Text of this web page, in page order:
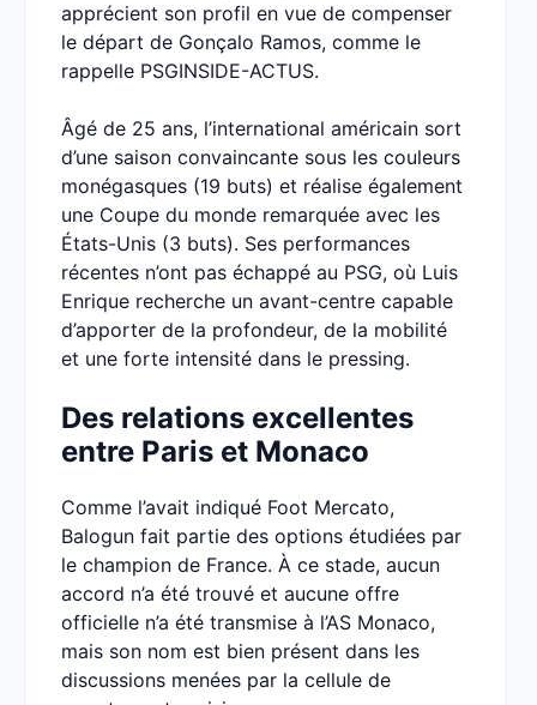
apprécient son profil en vue de compenser
le départ de Gonçalo Ramos, comme le
rappelle PSGINSIDE-ACTUS.
Âgé de 25 ans, l’international américain sort
d’une saison convaincante sous les couleurs
monégasques (19 buts) et réalise également
une Coupe du monde remarquée avec les
États-Unis (3 buts). Ses performances
récentes n’ont pas échappé au PSG, où Luis
Enrique recherche un avant-centre capable
d’apporter de la profondeur, de la mobilité
et une forte intensité dans le pressing.
Des relations excellentes
entre Paris et Monaco
Comme l’avait indiqué Foot Mercato,
Balogun fait partie des options étudiées par
le champion de France. À ce stade, aucun
accord n’a été trouvé et aucune offre
officielle n’a été transmise à l’AS Monaco,
mais son nom est bien présent dans les
discussions menées par la cellule de